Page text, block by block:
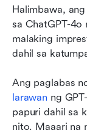
Halimbawa,
sa ChatGPT-
malaking
dahil sa
Ang paglabas
larawan ng
papuri dahil sa
nito. Maaari na